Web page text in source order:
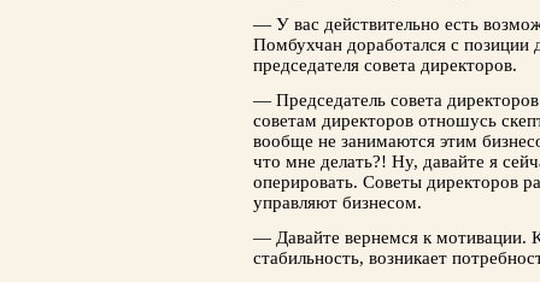
— У вас действительно есть
Помбухчан доработался с позиции
председателя совета директоров.
— Председатель совета
советам директоров отношусь
вообще не занимаются этим
что мне делать?! Ну, давайте я
оперировать. Советы директоров
управляют бизнесом.
— Давайте вернемся к мотивации.
стабильность, возникает